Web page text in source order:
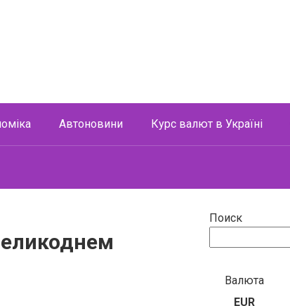
Автоновини Курс валют в Україні
Поиск
Валюта
EUR